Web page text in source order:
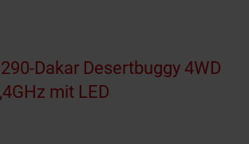
Dakar Desertbuggy 4WD
mit LED